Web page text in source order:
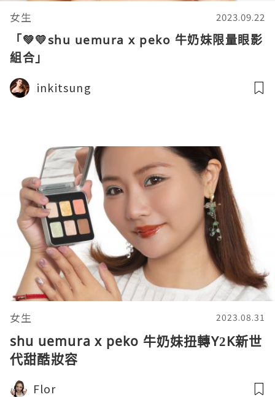
女生 2023.09.22
「💚💛shu uemura x peko 牛奶妹限量眼影
組合」
inkitsung
女生 2023.08.31
shu uemura x peko 牛奶妹扭轉Y2K新世
代甜酷妝容
Flor